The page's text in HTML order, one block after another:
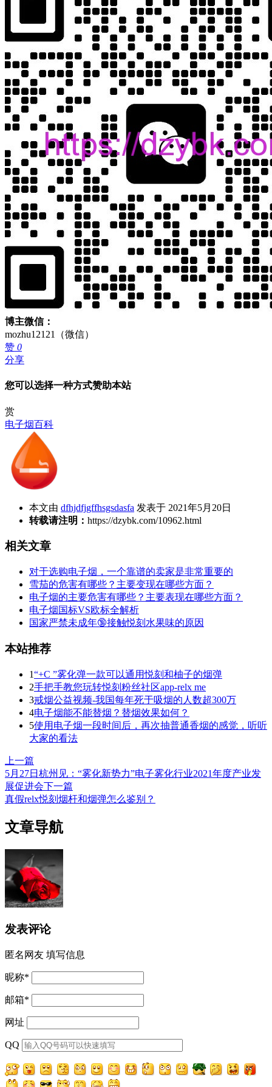
博主微信：
mozhu12121（微信）
赞 0
分享
您可以选择一种方式赞助本站
赏
电子烟百科
本文由 dfhjdfjgffhsgsdasfa 发表于 2021年5月20日
转载请注明： https://dzybk.com/10962.html
相关文章
对于选购电子烟，一个靠谱的卖家是非常重要的
雪茄的危害有哪些？主要变现在哪些方面？
电子烟的主要危害有哪些？主要表现在哪些方面？
电子烟国标VS欧标全解析
国家严禁未成年🔞接触悦刻水果味的原因
本站推荐
1“+C ”雾化弹一款可以通用悦刻和柚子的烟弹
2手把手教您玩转悦刻粉丝社区app-relx me
3戒烟公益视频-我国每年死于吸烟的人数超300万
4电子烟能不能替烟？替烟效果如何？
5使用电子烟一段时间后，再次抽普通香烟的感觉，听听
大家的看法
上一篇
5月27日杭州见：“雾化新势力”电子雾化行业2021年度产业发
展促进会下一篇
真假relx悦刻烟杆和烟弹怎么鉴别？
文章导航
发表评论
匿名网友 填写信息
昵称*
邮箱*
网址
QQ